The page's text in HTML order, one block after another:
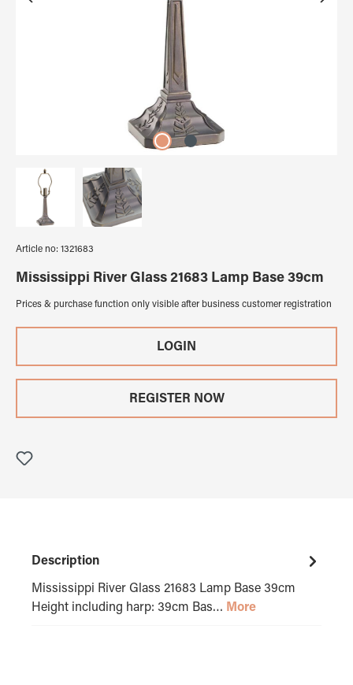
Article no: 1321683
Mississippi River Glass 21683 Lamp Base 39cm
Prices & purchase function only visible after business customer registration
LOGIN
REGISTER NOW
Description
Mississippi River Glass 21683 Lamp Base 39cm
Height including harp: 39cm Bas… More